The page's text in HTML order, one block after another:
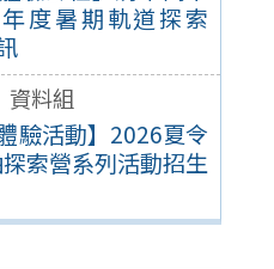
度暑期軌道探索
資料組
驗活動】2026夏令
索營系列活動招生